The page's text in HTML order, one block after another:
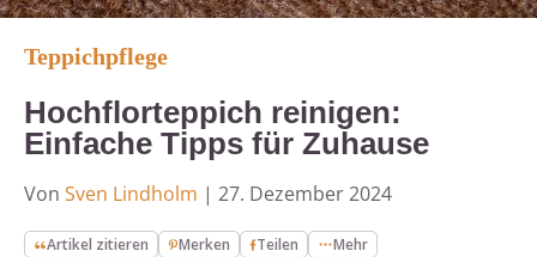
Teppichpflege
Hochflorteppich reinigen:
Einfache Tipps für Zuhause
Von Sven Lindholm | 27. Dezember 2024
Artikel zitieren Merken Teilen Mehr